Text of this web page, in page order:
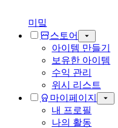
미밐
스토어
아이템 만들기
보유한 아이템
수익 관리
위시 리스트
마이페이지
내 프로필
나의 활동